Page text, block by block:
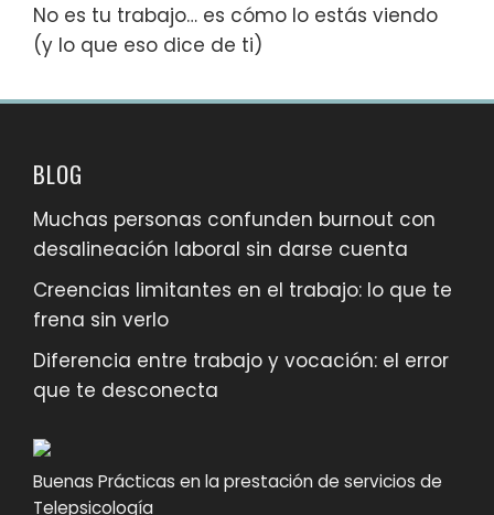
No es tu trabajo… es cómo lo estás viendo
(y lo que eso dice de ti)
BLOG
Muchas personas confunden burnout con
desalineación laboral sin darse cuenta
Creencias limitantes en el trabajo: lo que te
frena sin verlo
Diferencia entre trabajo y vocación: el error
que te desconecta
Buenas Prácticas en la prestación de servicios de
Telepsicología